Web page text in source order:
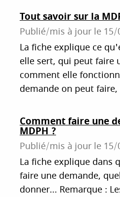
Tout savoir sur la
Publié/mis à jour le 15/
La fiche explique ce
elle sert, qui peut faire
comment elle
demande on peut
Comment faire une
MDPH ?
Publié/mis à jour le 15/
La fiche explique dans
faire une demande,
donner... Remarque :